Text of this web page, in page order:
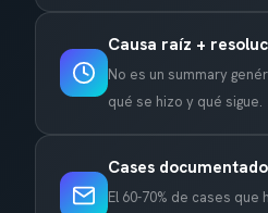
Causa raíz +
No es un summary
qué se hizo y qué sigue.
Cases
El 60-70% de cases que